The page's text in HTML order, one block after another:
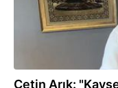
Çetin Arık: